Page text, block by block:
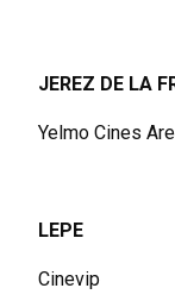
JEREZ DE LA
Yelmo Cines
LEPE
Cinevip